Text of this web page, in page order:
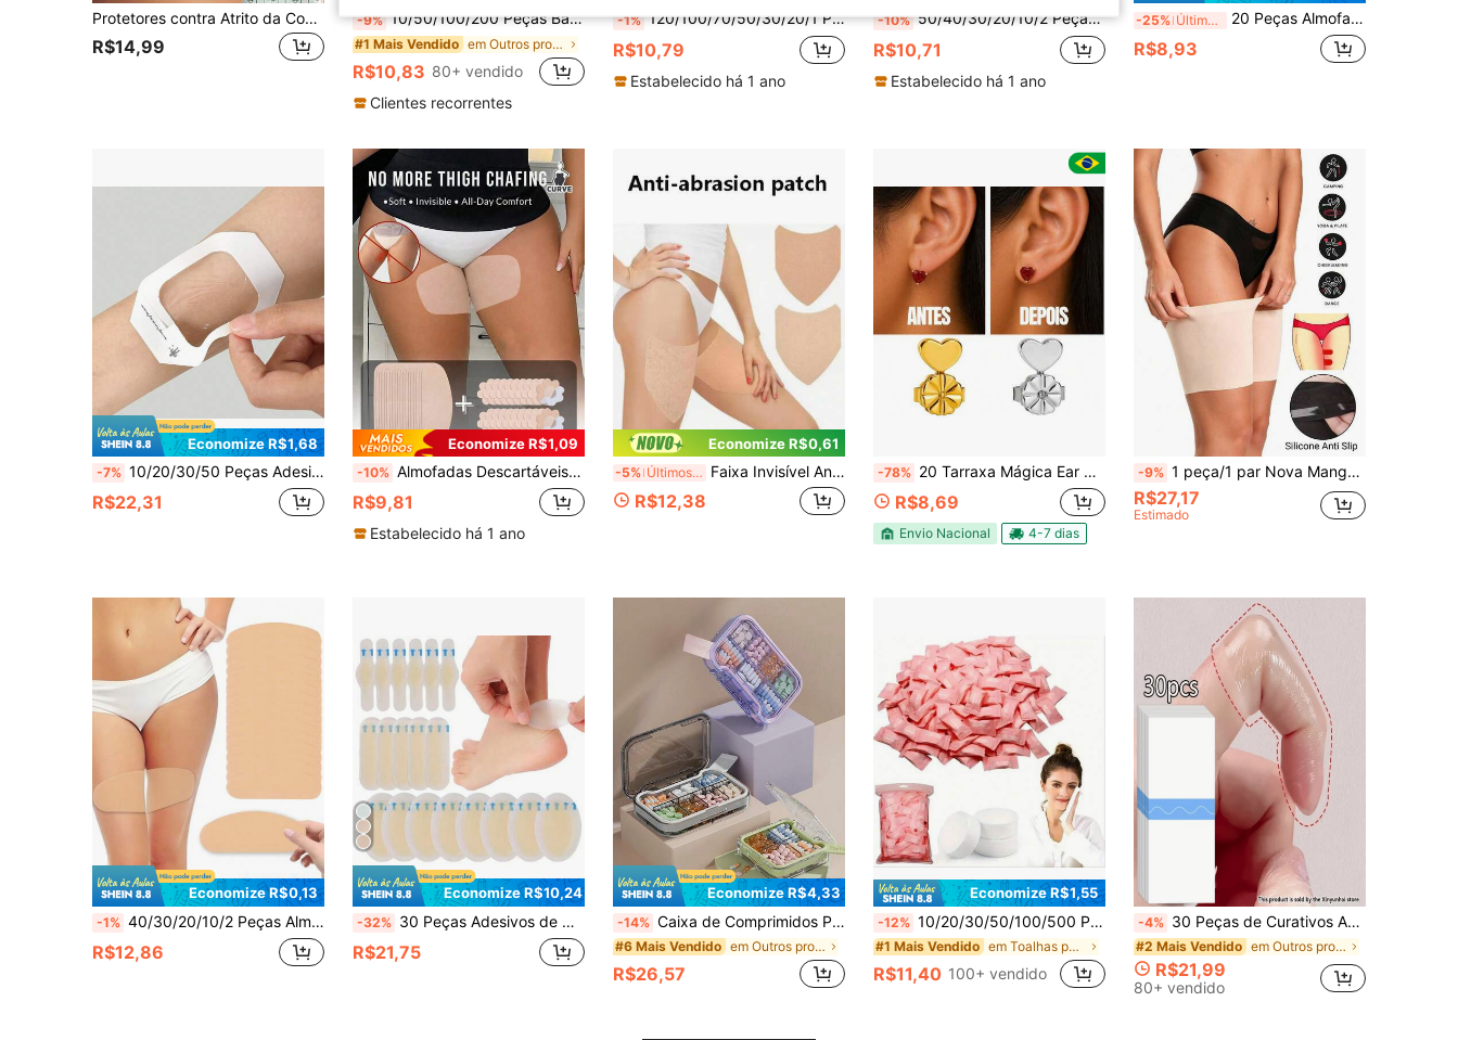
Protetores contra Atrito da Coxa, Remendos Transparentes Invisíveis e Ultrafinos Antifricção Unissex para o Verão, para Prevenir o Atrito e a Abrasão da Coxa e da Panturrilha, Proporcionando Proteção Confortável
R$14,99
-9% 10/50/100/200 Peças Bandagem Elástica Impermeável, Filme Protetor Transparente, Remendo Impermeável, Remendo de Fixação para Natação, Banho e Cuidados com Tatuagem
#1 Mais Vendido em Outros produtos de cuidados pessoais
R$10,83 80+ vendido
Clientes recorrentes
-1% 120/100/70/50/30/20/1 Peça Adesivos Invisíveis Anti-Suor Descartáveis, Adesivos Invisíveis Eficazes e Duradouros para Roupas de Verão, Invisíveis Respiráveis, Absorventes de Suor Leves, Confortáveis e Inodoros, Fáceis de Usar, Adequados para Homens e Mulheres, Adequados para Verão Quente, Praia, Viagem
R$10,79
Estabelecido há 1 ano
-10% 50/40/30/20/10/2 Peças Faixas Anti-Atrito para Coxas, Almofadas Anti-Fricção e Anti-Desgaste Unissex de Verão, Proporcionando Conforto e Proteção para as Coxas e Panturrilhas das Mulheres
R$10,71
Estabelecido há 1 ano
-25% Últimos 3 dias 20 Peças Almofadas Invisíveis Anti-Atrito para Calcanhar, Respiráveis e Confortáveis, Almofadas de Calcanhar à Prova d'Água e Anti-Atrito, Almofadas de Calcanhar Anti-Rachaduras, Almofadas de Bolha Invisíveis Anti-Desgaste, Adequadas para Corrida, Esportes, Caminhada e Deslocamento Diário.
R$8,93
Economize R$1,68
-7% 10/20/30/50 Peças Adesivos Transparentes para Cuidados Pós-Tatuagem para Natação e Banho, Material PU Transparente Sem Resíduos, Embalados Individualmente
R$22,31
Economize R$1,09
-10% Almofadas Descartáveis Não Tecidas para Assaduras nas Coxas, Adequadas para Tamanhos Grandes, Almofadas de Proteção Anti-Fricção para Coxas, Tiras Macias e Respiráveis Sem Fricção, À Prova de Suor e Invisíveis, Adequadas para Homens e Mulheres, Adesivos de Proteção Ultra-Finos para Coxas, Aplicáveis para Uso Externo, Viagem, Corrida, Caminhada, Fitness e Uso Diário, Adesivos Anti-Fricção Leves e Confortáveis para Coxas, Amigáveis à Pele e Fáceis de Aplicar, Adequados para Saias, Shorts e Vestidos
R$9,81
Estabelecido há 1 ano
Economize R$0,61
-5% Últimos 3 dias Faixa Invisível Anti-Atrito para Coxas, Patch de Proteção contra Atrito nas Coxas, Almofada Protetora Transparente, Adequada para Coxas Internas e Panturrilhas de Homens e Mulheres, Proteção Confortável
R$12,38
-78% 20 Tarraxa Mágica Ear Cuff Tarracha Folheada a Ouro 18k e Prata 925 Levanta Orelha Rasgada Antialérgico
R$8,69
Envio Nacional 4-7 dias
-9% 1 peça/1 par Nova Manga de Coxa Sem Costura Anti-Atrito Anti-Deslizante, Protetor de Coxa Respirável Anti-Fricção, Faixa de Coxa Elástica Amigável à Pele Adequada para Corrida, Dança, Torcida, Yoga, Camping, Trabalho, Previne Atrito e Fricção, Manga Protetora de Coxa Confortável Anti-Fricção
R$27,17
Estimado
Economize R$0,13
-1% 40/30/20/10/2 Peças Almofadas Descartáveis de Tecido Não Tecido para Assaduras nas Coxas, Adequadas para Tamanhos Grandes, Almofadas de Proteção Anti-Atrito para as Coxas, Tiras Macias e Respiráveis Sem Atrito, À Prova de Suor e Invisíveis, Adequadas para Homens e Mulheres, Adesivos de Proteção Ultra Finos para as Coxas, Aplicáveis para Uso Externo, Viagens, Corrida, Caminhada, Fitness e Uso Diário, Adesivos Leves e Confortáveis para Assaduras nas Coxas, Amigáveis à Pele e Fáceis de Aplicar, Adequados para Saias, Shorts e Vestidos
R$12,86
Economize R$10,24
-32% 30 Peças Adesivos de Gel Hidrocoloide para Bolhas - Almofadas Adesivas à Prova d'Água para Cuidados com os Pés para Atrito no Calcanhar, Bolhas e Desgaste dos Pés, com Proteção de Revestimento Interno - Perfeito para Esportes e Caminhadas!
R$21,75
Economize R$4,33
-14% Caixa de Comprimidos Portátil Mini 4/7 Compartimentos, Organizador Semanal de Armazenamento de Medicamentos e Vitaminas, Caixa Selada para Viagem, Estojo e Recipiente para Pílulas
#6 Mais Vendido em Outros produtos de cuidados pessoais
R$26,57
Economize R$1,55
-12% 10/20/30/50/100/500 Peças Toalha Comprimida Descartável Portátil - Toalhas Mágicas Leves de Cor de Doce para Viagem e Uso Externo, Lenços de Limpeza Facial de Tecido Não Tecido, Toalhas Convenientes para Viagem e Casa, para Camping
#1 Mais Vendido em Toalhas para acampamento e viagem
R$11,40 100+ vendido
-4% 30 Peças de Curativos Adesivos Transparentes, Feitos de Material de PU à Prova d'Água, Remendos Anti-Atrito Portáteis para Dedos, Projetados para Proteger Dedos e Dedos dos Pés, Adequados para Áreas Danificadas Durante o Banho para Evitar Bolhas, Rachaduras e Calos. Os Curativos Podem Envolver Firmemente Dedos, Dedos dos Pés e Pernas.
#2 Mais Vendido em Outros produtos de cuidados pessoais
R$21,99
80+ vendido